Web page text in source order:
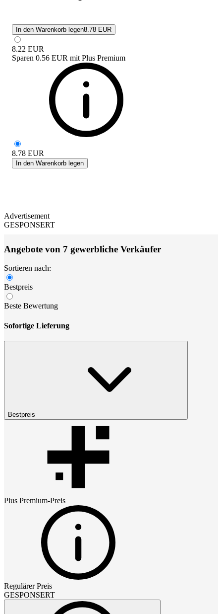
In den Warenkorb legen8.78 EUR
8.22 EUR
Sparen 0.56 EUR mit Plus Premium
8.78 EUR
In den Warenkorb legen
Advertisement
GESPONSERT
Angebote von 7 gewerbliche Verkäufer
Sortieren nach:
Bestpreis
Beste Bewertung
Sofortige Lieferung
Bestpreis
Plus Premium-Preis
Regulärer Preis
GESPONSERT